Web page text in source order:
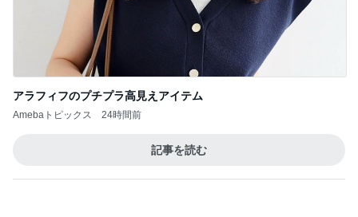
アラフィフのプチプラ高見えアイテム
Amebaトピックス 24時間前
記事を読む